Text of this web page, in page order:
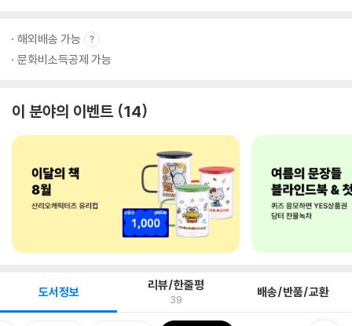
해외배송 가능
문화비소득공제 가능
이 분야의 이벤트 14
도서정보 리뷰/한줄평
39 배송/반품/교환